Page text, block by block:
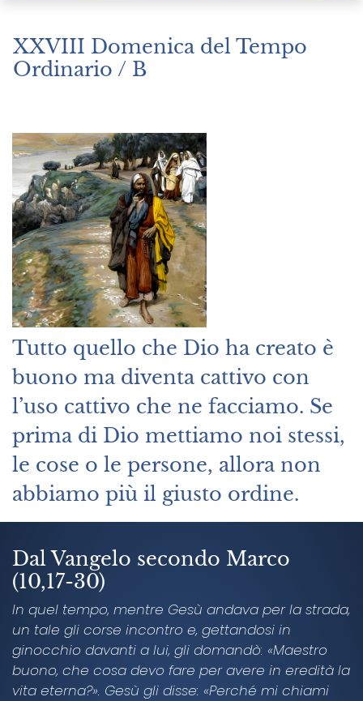
XXVIII Domenica del Tempo
Ordinario / B
Tutto quello che Dio ha creato è
buono ma diventa cattivo con
l’uso cattivo che ne facciamo. Se
prima di Dio mettiamo noi stessi,
le cose o le persone, allora non
abbiamo più il giusto ordine.
Dal Vangelo secondo Marco
(10,17-30)
In quel tempo, mentre Gesù andava per la strada,
un tale gli corse incontro e, gettandosi in
ginocchio davanti a lui, gli domandò: «Maestro
buono, che cosa devo fare per avere in eredità la
vita eterna?». Gesù gli disse: «Perché mi chiami